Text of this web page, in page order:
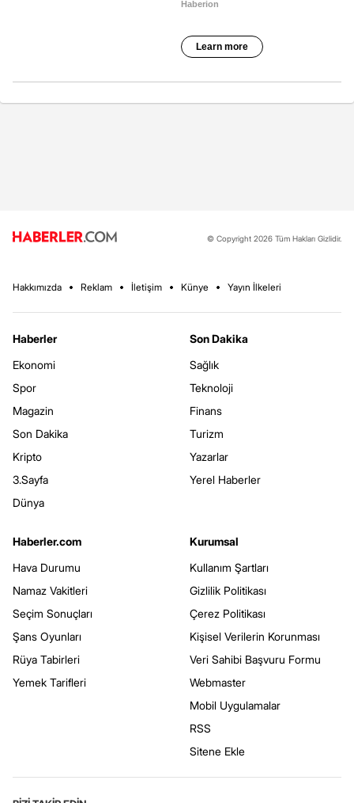
© Copyright 2026 Tüm Hakları Gizlidir.
Hakkımızda Reklam İletişim Künye Yayın İlkeleri
Haberler
Ekonomi
Spor
Magazin
Son Dakika
Kripto
3.Sayfa
Dünya
Son Dakika
Sağlık
Teknoloji
Finans
Turizm
Yazarlar
Yerel Haberler
Haberler.com
Hava Durumu
Namaz Vakitleri
Seçim Sonuçları
Şans Oyunları
Rüya Tabirleri
Yemek Tarifleri
Kurumsal
Kullanım Şartları
Gizlilik Politikası
Çerez Politikası
Kişisel Verilerin Korunması
Veri Sahibi Başvuru Formu
Webmaster
Mobil Uygulamalar
RSS
Sitene Ekle